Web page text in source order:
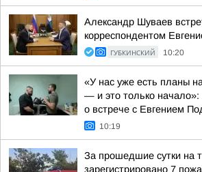
Александр Шуваев
корреспондентом
ГУБКИНСКИЙ 10:20
«У нас уже есть планы
— и это только
о встрече с Евгением
10:19
За прошедшие сутки на
зарегистрировано 7